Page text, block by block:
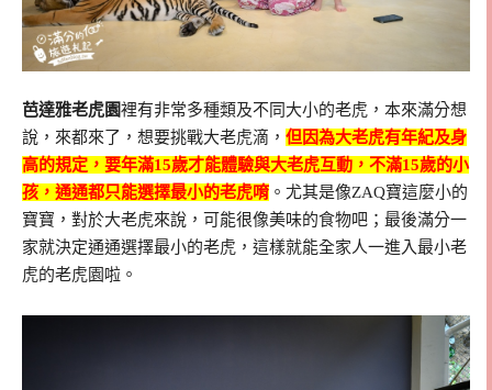
芭達雅老虎園裡有非常多種類及不同大小的老虎，本來滿分想
說，來都來了，想要挑戰大老虎滴， 但因為大老虎有年紀及身
高的規定，要年滿15歲才能體驗與大老虎互動，不滿15歲的小
孩，通通都只能選擇最小的老虎唷 。尤其是像ZAQ寶這麼小的
寶寶，對於大老虎來說，可能很像美味的食物吧；最後滿分一
家就決定通通選擇最小的老虎，這樣就能全家人一進入最小老
虎的老虎園啦。